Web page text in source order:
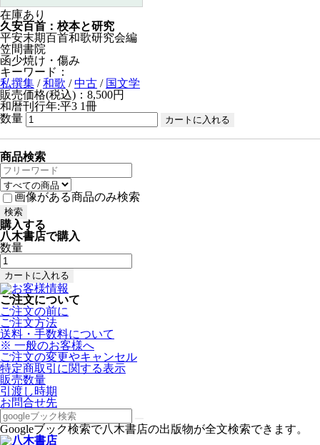
在庫あり
久安百首：校本と研究
平安末期百首和歌研究会編
笠間書院
函少焼け・傷み
キーワード：
私撰集 /和歌 /中古 / 国文学
販売価格(税込)：8,500円
和暦刊行年:平3 1冊
数量
商品検索
画像がある商品のみ検索
購入する
八木書店で購入
数量
ご注文について
ご注文の前に
ご注文方法
送料・手数料について
※ 一般のお客様へ
ご注文の変更やキャンセル
特定商取引に関する表示
販売数量
引渡し時期
お問合せ先
Googleブック検索で八木書店の出版物が全文検索できます。